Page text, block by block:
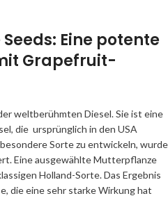
Eine potente
Grapefruit-
weltberühmten Diesel. Sie ist eine
die ursprünglich in den USA
Sorte zu entwickeln, wurde
Eine ausgewählte Mutterpflanze
Holland-Sorte. Das Ergebnis
die eine sehr starke Wirkung hat